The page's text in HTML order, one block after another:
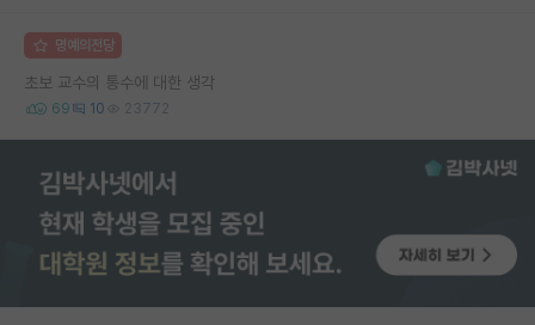
명예의전당
초보 교수의 통수에 대한 생각
69 10 23772